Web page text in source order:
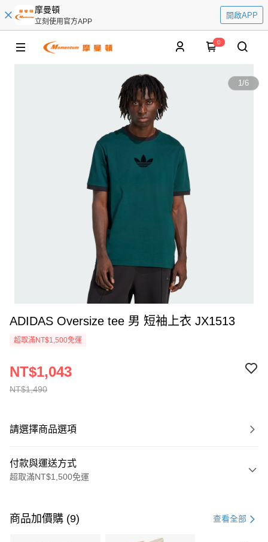
摩曼頓
立刻使用官方APP
開啟APP
0
1/6
ADIDAS Oversize tee 男 短袖上衣 JX1513
超取滿NT$1,500免運
NT$1,490
NT$1,043
請選擇商品選項
付款與運送方式
超取滿NT$1,500免運
信用卡一次付款
商品加價購 (9) 查看全部